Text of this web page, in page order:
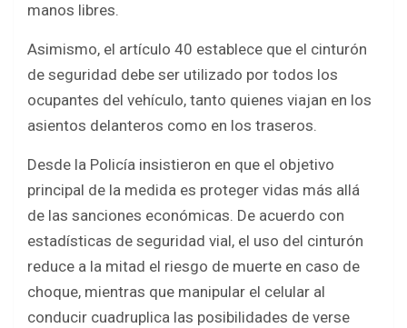
manos libres.
Asimismo, el artículo 40 establece que el cinturón
de seguridad debe ser utilizado por todos los
ocupantes del vehículo, tanto quienes viajan en los
asientos delanteros como en los traseros.
Desde la Policía insistieron en que el objetivo
principal de la medida es proteger vidas más allá
de las sanciones económicas. De acuerdo con
estadísticas de seguridad vial, el uso del cinturón
reduce a la mitad el riesgo de muerte en caso de
choque, mientras que manipular el celular al
conducir cuadruplica las posibilidades de verse